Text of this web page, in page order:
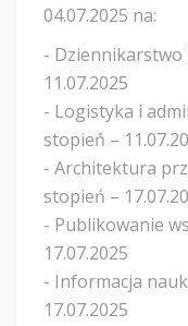
04.07.2025 na:
- Dziennikarstwo
11.07.2025
- Logistyka i
stopień –
- Architektura
stopień –
- Publikowanie
17.07.2025
- Informacja
17.07.2025